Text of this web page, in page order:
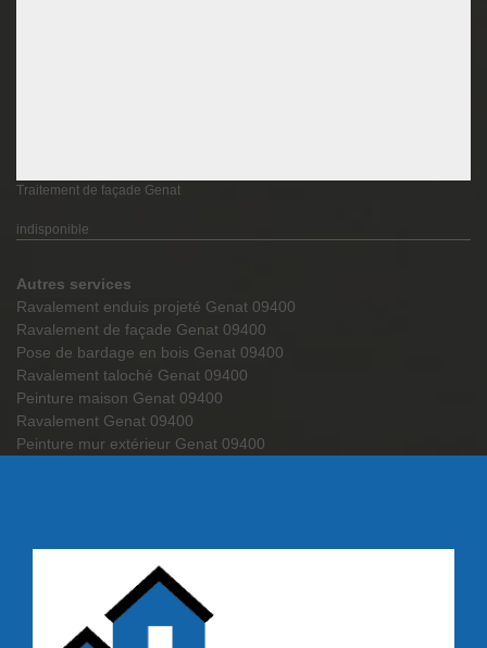
Traitement de façade Genat
indisponible
Autres services
Ravalement enduis projeté Genat 09400
Ravalement de façade Genat 09400
Pose de bardage en bois Genat 09400
Ravalement taloché Genat 09400
Peinture maison Genat 09400
Ravalement Genat 09400
Peinture mur extérieur Genat 09400